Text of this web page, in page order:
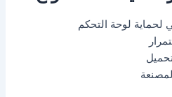
لحماية لوحة التحكم